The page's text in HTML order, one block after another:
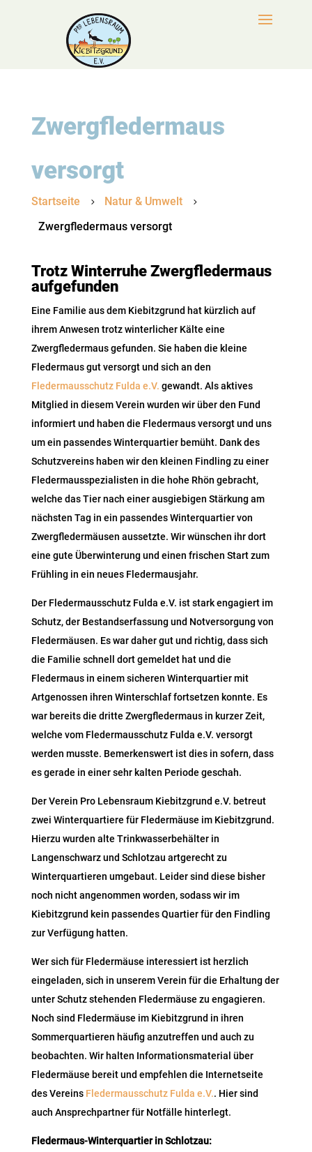
Zwergfledermaus
versorgt
Startseite 5 Natur & Umwelt 5
Zwergfledermaus versorgt
Trotz Winterruhe Zwergfledermaus
aufgefunden
Eine Familie aus dem Kiebitzgrund hat kürzlich auf
ihrem Anwesen trotz winterlicher Kälte eine
Zwergfledermaus gefunden. Sie haben die kleine
Fledermaus gut versorgt und sich an den
Fledermausschutz Fulda e.V. gewandt. Als aktives
Mitglied in diesem Verein wurden wir über den Fund
informiert und haben die Fledermaus versorgt und uns
um ein passendes Winterquartier bemüht. Dank des
Schutzvereins haben wir den kleinen Findling zu einer
Fledermausspezialisten in die hohe Rhön gebracht,
welche das Tier nach einer ausgiebigen Stärkung am
nächsten Tag in ein passendes Winterquartier von
Zwergfledermäusen aussetzte. Wir wünschen ihr dort
eine gute Überwinterung und einen frischen Start zum
Frühling in ein neues Fledermausjahr.
Der Fledermausschutz Fulda e.V. ist stark engagiert im
Schutz, der Bestandserfassung und Notversorgung von
Fledermäusen. Es war daher gut und richtig, dass sich
die Familie schnell dort gemeldet hat und die
Fledermaus in einem sicheren Winterquartier mit
Artgenossen ihren Winterschlaf fortsetzen konnte. Es
war bereits die dritte Zwergfledermaus in kurzer Zeit,
welche vom Fledermausschutz Fulda e.V. versorgt
werden musste. Bemerkenswert ist dies in sofern, dass
es gerade in einer sehr kalten Periode geschah.
Der Verein Pro Lebensraum Kiebitzgrund e.V. betreut
zwei Winterquartiere für Fledermäuse im Kiebitzgrund.
Hierzu wurden alte Trinkwasserbehälter in
Langenschwarz und Schlotzau artgerecht zu
Winterquartieren umgebaut. Leider sind diese bisher
noch nicht angenommen worden, sodass wir im
Kiebitzgrund kein passendes Quartier für den Findling
zur Verfügung hatten.
Wer sich für Fledermäuse interessiert ist herzlich
eingeladen, sich in unserem Verein für die Erhaltung der
unter Schutz stehenden Fledermäuse zu engagieren.
Noch sind Fledermäuse im Kiebitzgrund in ihren
Sommerquartieren häufig anzutreffen und auch zu
beobachten. Wir halten Informationsmaterial über
Fledermäuse bereit und empfehlen die Internetseite
des Vereins Fledermausschutz Fulda e.V.. Hier sind
auch Ansprechpartner für Notfälle hinterlegt.
Fledermaus-Winterquartier in Schlotzau: